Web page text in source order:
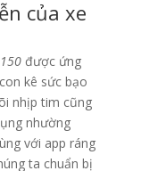
của xe
được ứng
kê sức bạo
nhịp tim cũng
nhường
với app ráng
ta chuẩn bị